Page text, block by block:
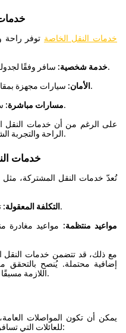
خدمات النقل الخاصة توفر راحة
خدمة شخصية:سافر وفقًا لجدولك الزمني دون توقفات غير ضرورية.
الأمان:سيارات مجهزة بمقاعد للأطفال ومساحة واسعة للأمتعة.
مسارات مباشرة:سفر فعال ومباشر إلى مكان إقامتك.
على الرغم من أن خدمات النقل
الراحة والتجربة الشخصية التي توفرها تستحق ذلك للعائلات.
خدمات
تُعدّ خدمات النقل المشتركة، مثل
التكلفة المعقولة:تكلفة أقل مقارنةً بالخيارات الخاصة.
مواعيد منتظمة: مواعيد مغادرة
مع ذلك، قد تتضمن خدمات النقل
إضافية محتملة. يُنصح بالتحقق
اللازمة مسبقًا لتجنب أي تعقيدات في اللحظات الأخيرة.
يمكن أن تكون المواصلات
للعائلات التي تسافر بأمتعة خفيفة. تشمل الاعتبارات ما يلي: